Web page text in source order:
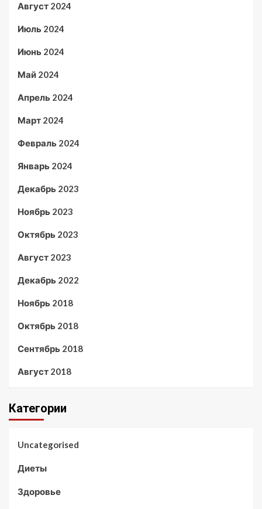
Август 2024
Июль 2024
Июнь 2024
Май 2024
Апрель 2024
Март 2024
Февраль 2024
Январь 2024
Декабрь 2023
Ноябрь 2023
Октябрь 2023
Август 2023
Декабрь 2022
Ноябрь 2018
Октябрь 2018
Сентябрь 2018
Август 2018
Категории
Uncategorised
Диеты
Здоровье